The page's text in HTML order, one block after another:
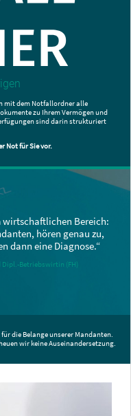
mit dem Notfallordner alle
zu Ihrem Vermögen und
sind darin strukturiert
Not für Sie vor.
wirtschaftlichen Bereich:
hören genau zu,
dann eine Diagnose.“
Betriebswirtin (FH)
die Belange unserer Mandanten.
wir keine Auseinandersetzung.